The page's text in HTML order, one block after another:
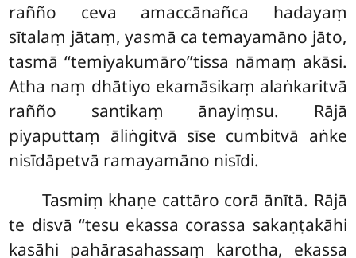
rañño ceva amaccānañca hadayaṃ
sītalaṃ jātaṃ, yasmā ca temayamāno jāto,
tasmā ‘‘temiyakumāro’’tissa nāmaṃ akāsi.
Atha naṃ dhātiyo ekamāsikaṃ alaṅkaritvā
rañño santikaṃ ānayiṃsu. Rājā
piyaputtaṃ āliṅgitvā sīse cumbitvā aṅke
nisīdāpetvā ramayamāno nisīdi.
Tasmiṃ khaṇe cattāro corā ānītā. Rājā
te disvā ‘‘tesu ekassa corassa sakaṇṭakāhi
kasāhi pahārasahassaṃ karotha, ekassa